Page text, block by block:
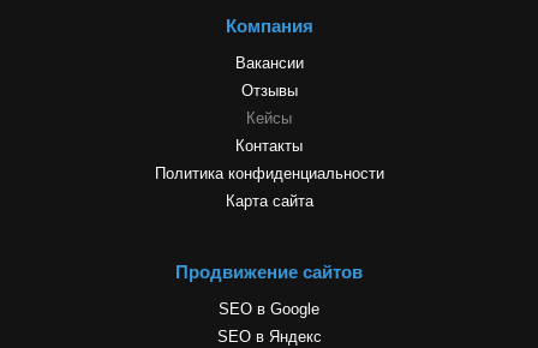
Компания
Вакансии
Отзывы
Кейсы
Контакты
Политика конфиденциальности
Карта сайта
Продвижение сайтов
SEO в Google
SEO в Яндекс